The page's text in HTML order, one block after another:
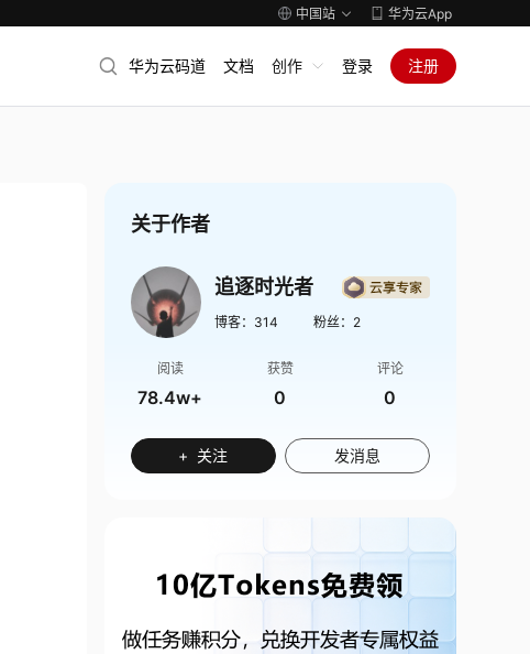
中国站 华为云App
华为云码道 文档 创作 登录 注册
关于作者
追逐时光者
博客： 314 粉丝： 2
阅读
78.4w+
获赞
0
评论
0
+ 关注 发消息